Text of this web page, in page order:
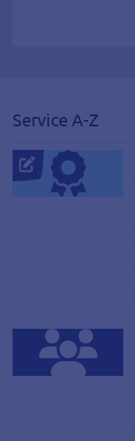
Service A-Z